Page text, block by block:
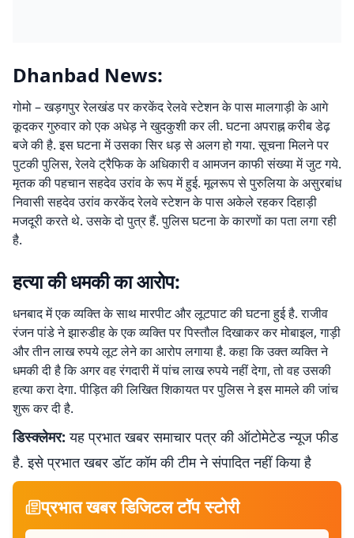
Dhanbad News:
गोमो – खड़गपुर रेलखंड पर करकेंद रेलवे स्टेशन के पास मालगाड़ी के आगे
कूदकर गुरुवार को एक अधेड़ ने खुदकुशी कर ली. घटना अपराह्न करीब डेढ़
बजे की है. इस घटना में उसका सिर धड़ से अलग हो गया. सूचना मिलने पर
पुटकी पुलिस, रेलवे ट्रैफिक के अधिकारी व आमजन काफी संख्या में जुट गये.
मृतक की पहचान सहदेव उरांव के रूप में हुई. मूलरूप से पुरुलिया के असुरबांध
निवासी सहदेव उरांव करकेंद रेलवे स्टेशन के पास अकेले रहकर दिहाड़ी
मजदूरी करते थे. उसके दो पुत्र हैं. पुलिस घटना के कारणों का पता लगा रही
है.
हत्या की धमकी का आरोप:
धनबाद में एक व्यक्ति के साथ मारपीट और लूटपाट की घटना हुई है. राजीव
रंजन पांडे ने झारुडीह के एक व्यक्ति पर पिस्तौल दिखाकर कर मोबाइल, गाड़ी
और तीन लाख रुपये लूट लेने का आरोप लगाया है. कहा कि उक्त व्यक्ति ने
धमकी दी है कि अगर वह रंगदारी में पांच लाख रुपये नहीं देगा, तो वह उसकी
हत्या करा देगा. पीड़ित की लिखित शिकायत पर पुलिस ने इस मामले की जांच
शुरू कर दी है.
डिस्क्लेमर: यह प्रभात खबर समाचार पत्र की ऑटोमेटेड न्यूज फीड
है. इसे प्रभात खबर डॉट कॉम की टीम ने संपादित नहीं किया है
प्रभात खबर डिजिटल टॉप स्टोरी